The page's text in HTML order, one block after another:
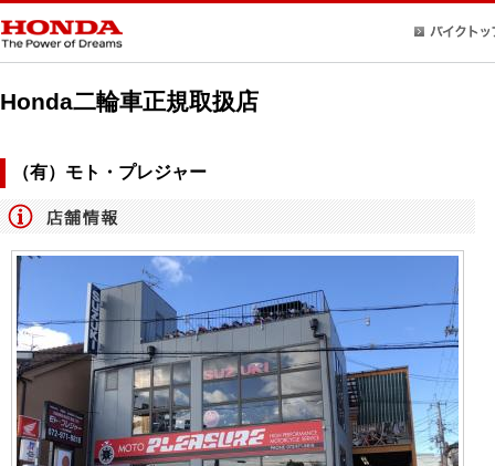
Honda二輪車正規取扱店
（有）モト・プレジャー